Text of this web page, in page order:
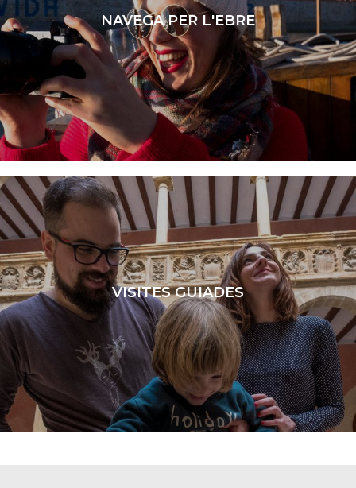
NAVEGA PER L'EBRE
LLEGIR MÉS
VISITES GUIADES